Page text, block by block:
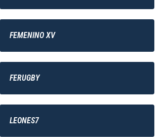
FEMENINO XV
FERUGBY
LEONES7